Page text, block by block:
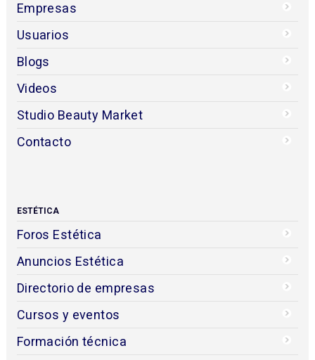
Empresas
Usuarios
Blogs
Videos
Studio Beauty Market
Contacto
ESTÉTICA
Foros Estética
Anuncios Estética
Directorio de empresas
Cursos y eventos
Formación técnica